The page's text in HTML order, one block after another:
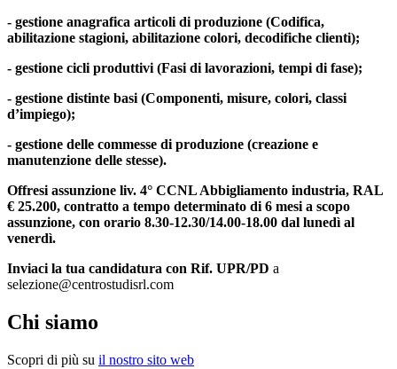
- gestione anagrafica articoli di produzione (Codifica,
abilitazione stagioni, abilitazione colori, decodifiche clienti);
- gestione cicli produttivi (Fasi di lavorazioni, tempi di fase);
- gestione distinte basi (Componenti, misure, colori, classi
d’impiego);
- gestione delle commesse di produzione (creazione e
manutenzione delle stesse).
Offresi assunzione liv. 4° CCNL Abbigliamento industria, RAL
€ 25.200, contratto a tempo determinato di 6 mesi a scopo
assunzione, con orario 8.30-12.30/14.00-18.00 dal lunedì al
venerdì.
Inviaci la tua candidatura con Rif. UPR/PD a
selezione@centrostudisrl.com
Chi siamo
Scopri di più su il nostro sito web